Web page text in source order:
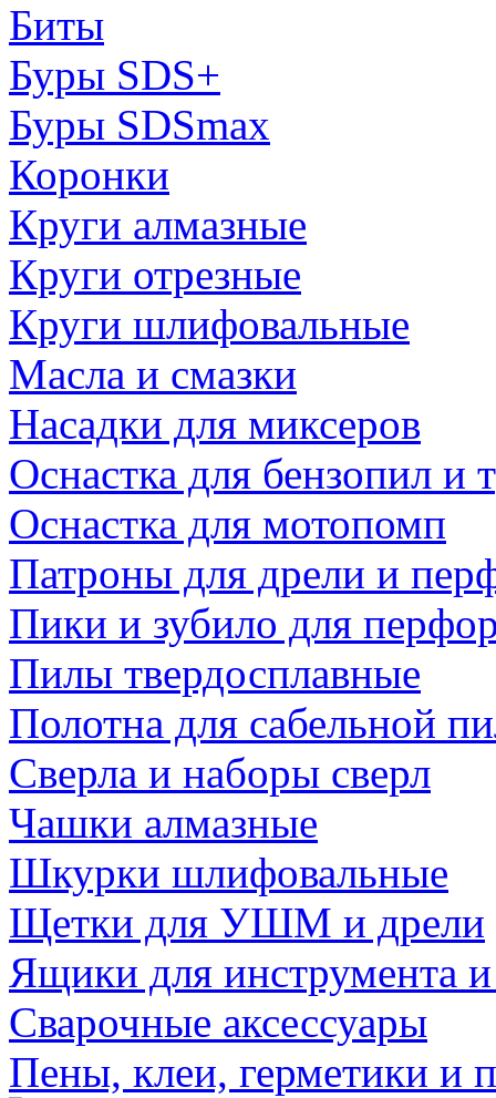
Биты
Буры SDS+
Буры SDSmax
Коронки
Круги алмазные
Круги отрезные
Круги шлифовальные
Масла и смазки
Насадки для миксеров
Оснастка для бензопил и
Оснастка для мотопомп
Патроны для дрели и
Пики и зубило для
Пилы твердосплавные
Полотна для сабельной
Сверла и наборы сверл
Чашки алмазные
Шкурки шлифовальные
Щетки для УШМ и дрели
Ящики для инструмента
Сварочные аксессуары
Пены, клеи, герметики и